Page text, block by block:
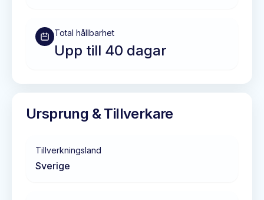
Total hållbarhet
Upp till 40 dagar
Ursprung & Tillverkare
Tillverkningsland
Sverige